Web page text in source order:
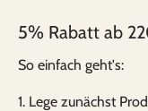
5% Rabatt ab
So einfach geht's:
1. Lege zunächst